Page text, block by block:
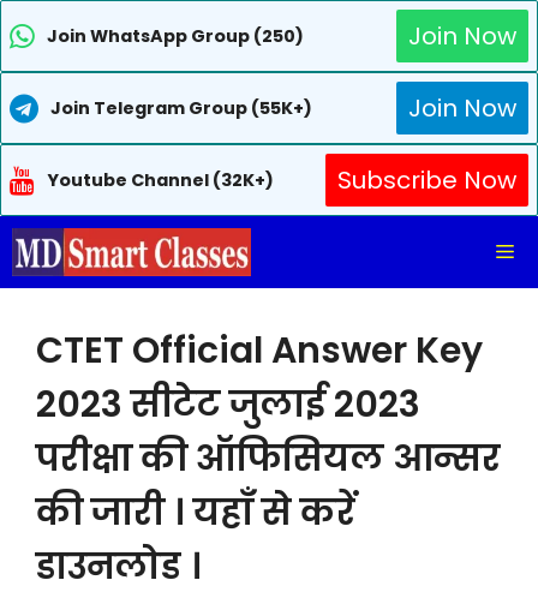
Join WhatsApp Group (250) Join Now
Join Telegram Group (55K+) Join Now
Youtube Channel (32K+)
Subscribe Now
Skip
to
CTET Official Answer Key
2023 सीटेट जुलाई 2023
परीक्षा की ऑफिसियल आन्सर
की जारी । यहाँ से करें
डाउनलोड ।